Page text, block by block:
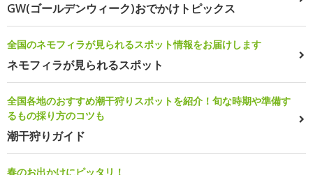
GW(ゴールデンウィーク)おでかけトピックス
全国のネモフィラが見られるスポット情報をお届けします
ネモフィラが見られるスポット
全国各地のおすすめ潮干狩りスポットを紹介！旬な時期や準備す
るもの採り方のコツも
潮干狩りガイド
春のお出かけにピッタリ！